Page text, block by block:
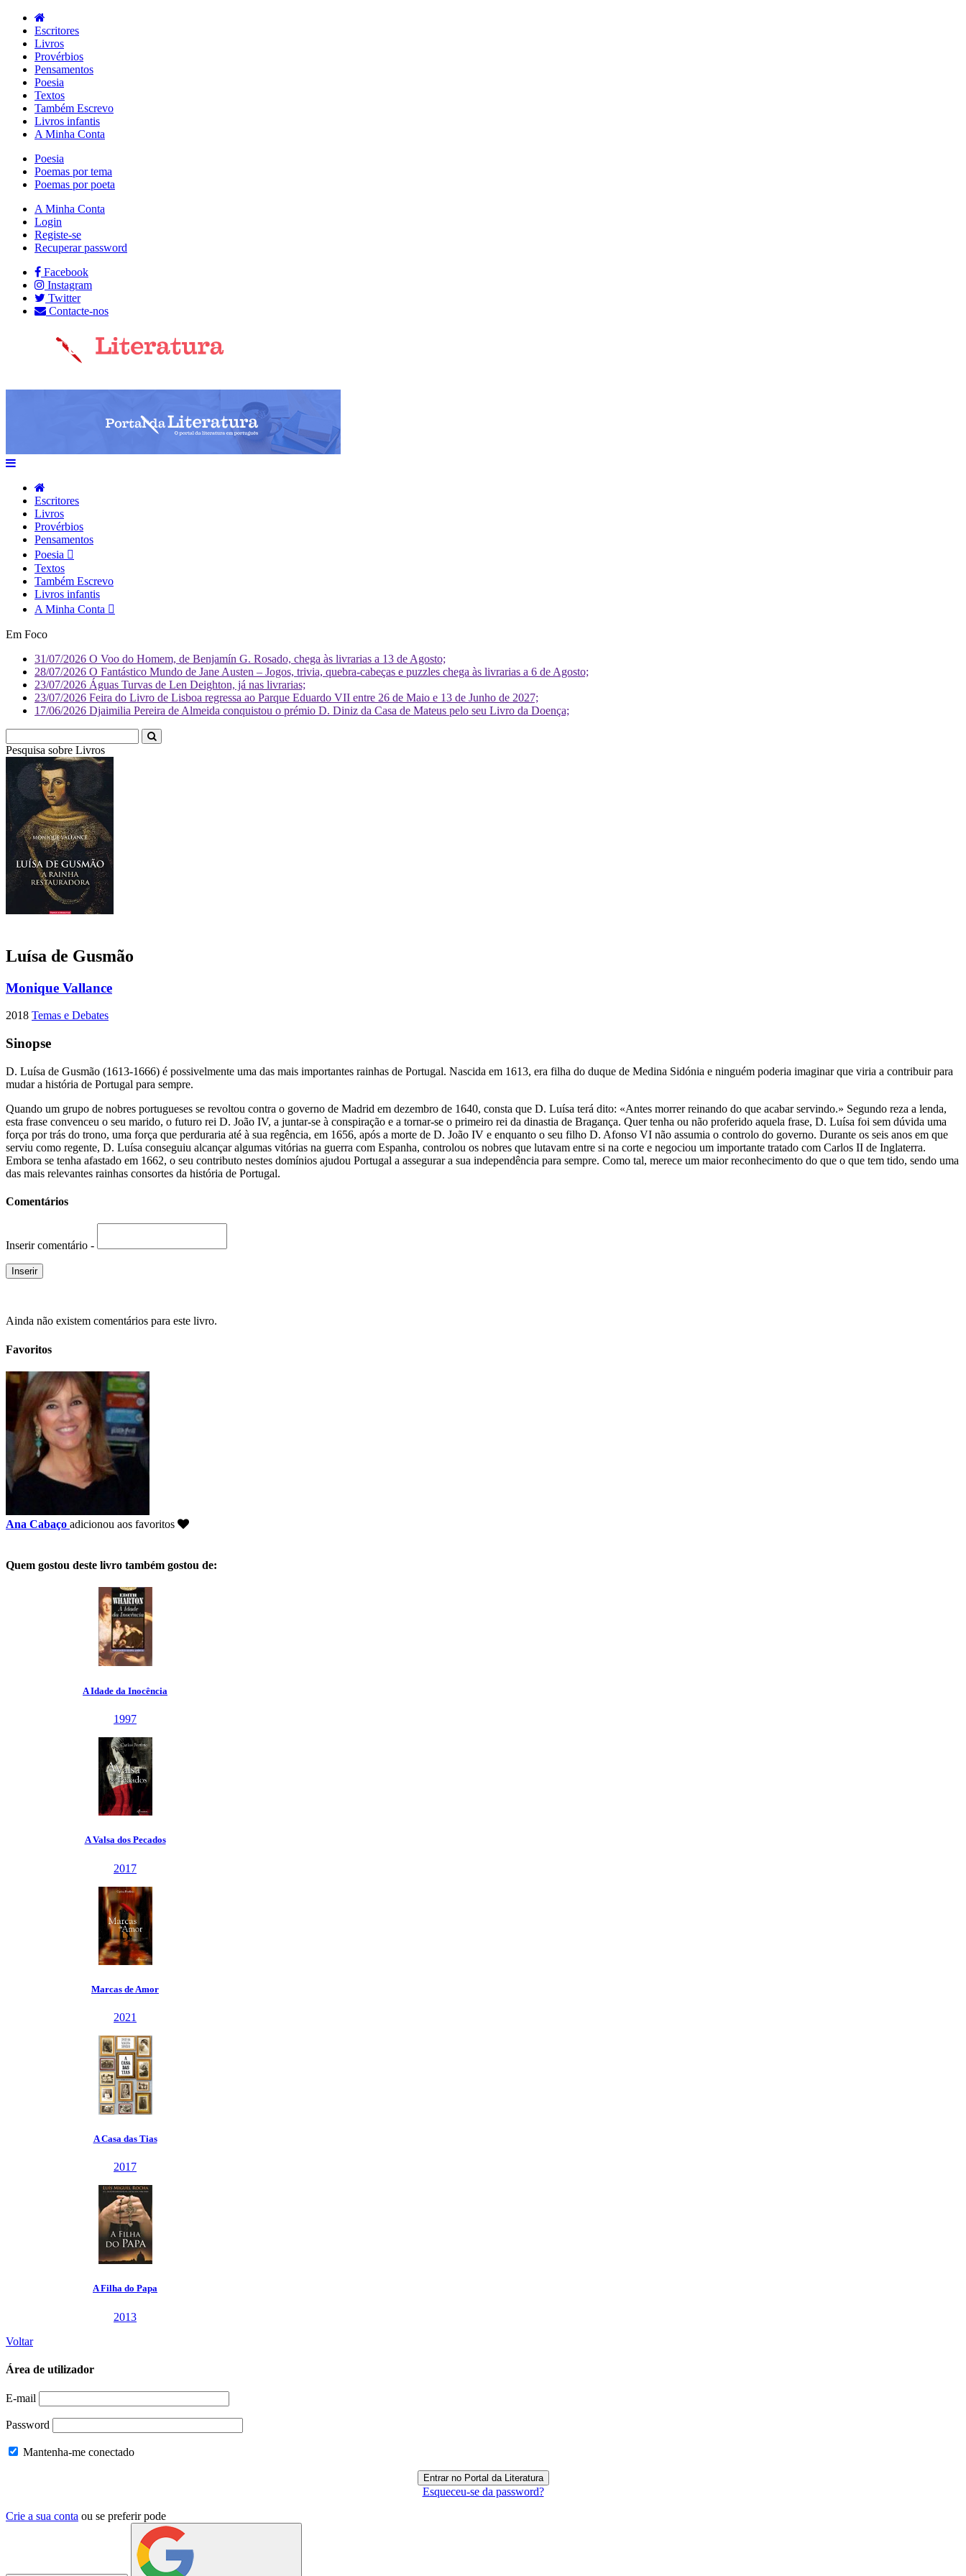
Escritores
Livros
Provérbios
Pensamentos
Poesia
Textos
Também Escrevo
Livros infantis
A Minha Conta
Poesia
Poemas por tema
Poemas por poeta
A Minha Conta
Login
Registe-se
Recuperar password
Facebook
Instagram
Twitter
Contacte-nos
Escritores
Livros
Provérbios
Pensamentos
Poesia
Textos
Também Escrevo
Livros infantis
A Minha Conta
Em Foco
31/07/2026 O Voo do Homem, de Benjamín G. Rosado, chega às livrarias a 13 de Agosto;
28/07/2026 O Fantástico Mundo de Jane Austen – Jogos, trivia, quebra-cabeças e puzzles chega às livrarias a 6 de Agosto;
23/07/2026 Águas Turvas de Len Deighton, já nas livrarias;
23/07/2026 Feira do Livro de Lisboa regressa ao Parque Eduardo VII entre 26 de Maio e 13 de Junho de 2027;
17/06/2026 Djaimilia Pereira de Almeida conquistou o prémio D. Diniz da Casa de Mateus pelo seu Livro da Doença;
Pesquisa sobre Li
Luísa de Gusmão
Monique Vallance
2018 Temas e Debates
Sinopse
D. Luísa de Gusmão (1613-1666) é possivelmente uma das mais importantes rainhas de Portugal. Nascida em 1613, era filha do duque de Medina Sidónia e ninguém poderia imaginar que viria a contribuir para
mudar a história de Portugal para sempre.
Quando um grupo de nobres portugueses se revoltou contra o governo de Madrid em dezembro de 1640, consta que D. Luísa terá dito: «Antes morrer reinando do que acabar servindo.» Segundo reza a lenda,
esta frase convenceu o seu marido, o futuro rei D. João IV, a juntar-se à conspiração e a tornar-se o primeiro rei da dinastia de Bragança. Quer tenha ou não proferido aquela frase, D. Luísa foi sem dúvida uma
força por trás do trono, uma força que perduraria até à sua regência, em 1656, após a morte de D. João IV e enquanto o seu filho D. Afonso VI não assumia o controlo do governo. Durante os seis anos em que
serviu como regente, D. Luísa conseguiu alcançar algumas vitórias na guerra com Espanha, controlou os nobres que lutavam entre si na corte e negociou um importante tratado com Carlos II de Inglaterra.
Embora se tenha afastado em 1662, o seu contributo nestes domínios ajudou Portugal a assegurar a sua independência para sempre. Como tal, merece um maior reconhecimento do que o que tem tido, sendo uma
das mais relevantes rainhas consortes da história de Portugal.
Comentários
Inserir comentário -
Ainda não existem comentários para este livro.
Favoritos
Ana Cabaço adicionou aos favoritos
Quem gostou deste livro também gostou de:
Voltar
Área de utilizador
E-mail
Password
Mantenha-me conectado
Esqueceu-se da password?
Crie a sua conta ou se preferir pode